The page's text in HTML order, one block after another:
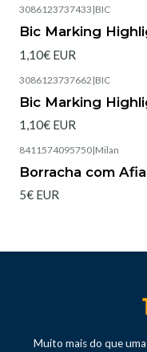
3086123737433 |BIC
Bic Marking
1,10€ EUR
3086123737662 |BIC
Bic Marking
1,10€ EUR
8411574095750|Milan
Borracha com
5€ EUR
Muito mais do que